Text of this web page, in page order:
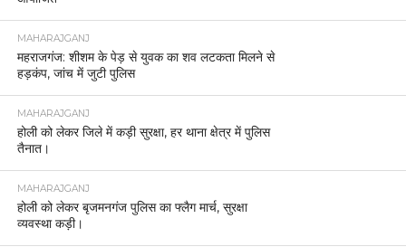
MAHARAJGANJ
महराजगंज: शीशम के पेड़ से युवक का शव लटकता मिलने से
हड़कंप, जांच में जुटी पुलिस
MAHARAJGANJ
होली को लेकर जिले में कड़ी सुरक्षा, हर थाना क्षेत्र में पुलिस
तैनात।
MAHARAJGANJ
होली को लेकर बृजमनगंज पुलिस का फ्लैग मार्च, सुरक्षा
व्यवस्था कड़ी।